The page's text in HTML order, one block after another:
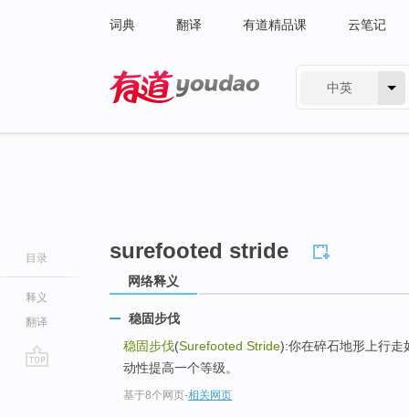
词典 翻译 有道精品课 云笔记
中英
目录
释义
翻译
surefooted stride
网络释义
稳固步伐
稳固步伐(Surefooted Stride):你在碎石地形上行走
动性提高一个等级。
基于8个网页-相关网页